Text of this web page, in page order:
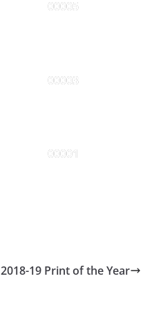
00005
00003
00001
2018-19 Print of the Year